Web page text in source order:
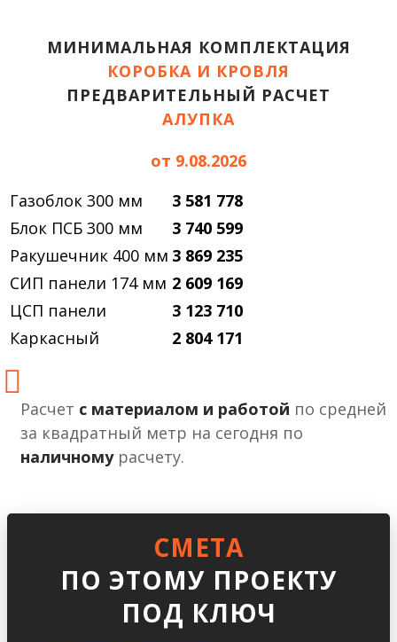
МИНИМАЛЬНАЯ КОМПЛЕКТАЦИЯ
КОРОБКА И КРОВЛЯ
ПРЕДВАРИТЕЛЬНЫЙ РАСЧЕТ
АЛУПКА
от 9.08.2026
Газоблок 300 мм
3 581 778
Блок ПСБ 300 мм
3 740 599
Ракушечник 400 мм 3 869 235
СИП панели 174 мм 2 609 169
ЦСП панели
3 123 710
Каркасный
2 804 171
Расчет с материалом и работой по средней
за квадратный метр на сегодня по
наличномурасчету.
СМЕТА
ПО ЭТОМУ ПРОЕКТУ
ПОД КЛЮЧ